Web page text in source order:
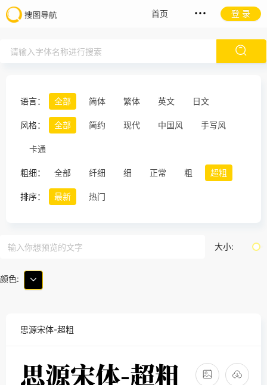
首页 登 录
语言： 全部 简体 繁体 英文 日文
风格： 全部 简约 现代 中国风 手写风
卡通
粗细： 全部 纤细 细 正常 粗 超粗
排序： 最新 热门
大小:
颜色:
思源宋体-超粗